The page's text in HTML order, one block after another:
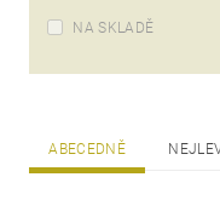
NA SKLADĚ
ABECEDNĚ